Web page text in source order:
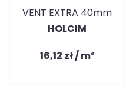
VENT EXTRA 40mm
HOLCIM
16,12 zł / m²